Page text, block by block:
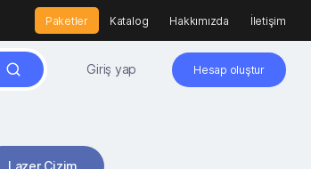
Paketler Katalog Hakkımızda İletişim
Giriş yap Hesap oluştur